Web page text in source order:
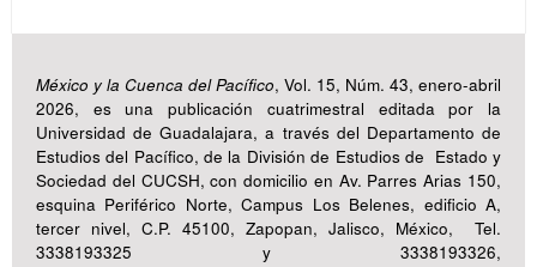
México y la Cuenca del Pacífico, Vol. 15, Núm. 43, enero-abril
2026, es una publicación cuatrimestral editada por la
Universidad de Guadalajara, a través del Departamento de
Estudios del Pacífico, de la División de Estudios de Estado y
Sociedad del CUCSH, con domicilio en Av. Parres Arias 150,
esquina Periférico Norte, Campus Los Belenes, edificio A,
tercer nivel, C.P. 45100, Zapopan, Jalisco, México, Tel.
3338193325 y 3338193326,